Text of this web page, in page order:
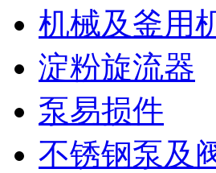
机械及釜用
淀粉旋流器
泵易损件
不锈钢泵及